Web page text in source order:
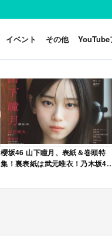
イベント その他 YouTube
櫻坂46 山下瞳月、表紙＆巻頭特
集！裏表紙は武元唯衣！乃木坂46
6月号」本日4/28発売！